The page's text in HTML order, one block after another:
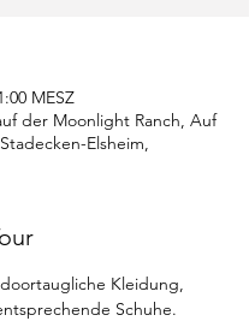
MESZ
der Moonlight Ranch, Auf
Elsheim,
Kleidung,
Schuhe.